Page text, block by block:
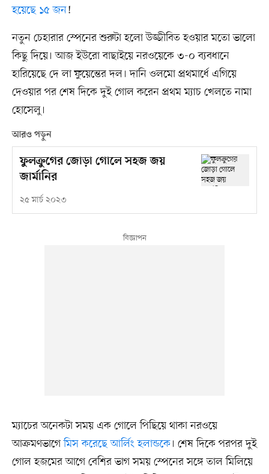
হয়েছে ১৫ জন!
নতুন চেহারার স্পেনের শুরুটা হলো উজ্জীবিত হওয়ার মতো ভালো
কিছু দিয়ে। আজ ইউরো বাছাইয়ে নরওয়েকে ৩-০ ব্যবধানে
হারিয়েছে দে লা ফুয়েন্তের দল। দানি ওলমো প্রথমার্ধে এগিয়ে
দেওয়ার পর শেষ দিকে দুই গোল করেন প্রথম ম্যাচ খেলতে নামা
হোসেলু।
আরও পড়ুন
ফুলক্রুগের জোড়া গোলে সহজ জয়
জার্মানির
২৫ মার্চ ২০২৩
ম্যাচের অনেকটা সময় এক গোলে পিছিয়ে থাকা নরওয়ে
আক্রমণভাগেমিস করেছে আর্লিং হলান্ডকে। শেষ দিকে পরপর দুই
গোল হজমের আগে বেশির ভাগ সময় স্পেনের সঙ্গে তাল মিলিয়ে